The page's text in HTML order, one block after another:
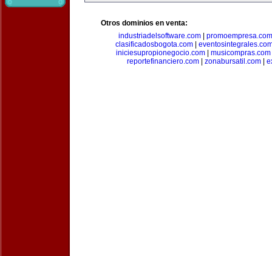
Otros dominios en venta:
industriadelsoftware.com| promoempresa.com
clasificadosbogota.com
iniciesupropionegocio.com
musicompras.com
reportefinanciero.com| zonabursatil.com|